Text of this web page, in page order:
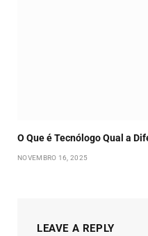
O Que é Tecnólogo Qual a
NOVEMBRO 16, 2025
LEAVE A REPLY